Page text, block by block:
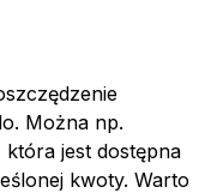
Można np.
jest dostępna
kwoty. Warto